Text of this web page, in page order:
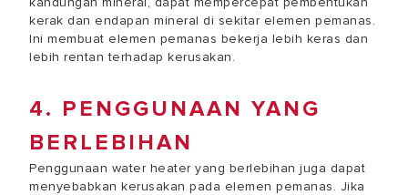
kerak dan endapan mineral di sekitar elemen pemanas.
Ini membuat elemen pemanas bekerja lebih keras dan
lebih rentan terhadap kerusakan.
4. PENGGUNAAN YANG
BERLEBIHAN
Penggunaan water heater yang berlebihan juga dapat
menyebabkan kerusakan pada elemen pemanas. Jika